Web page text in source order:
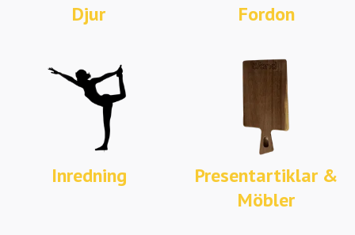
Djur Fordon
Inredning
Presentartiklar &
Möbler